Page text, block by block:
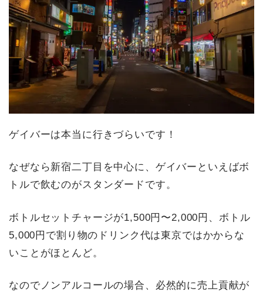
ゲイバーは本当に行きづらいです！
なぜなら新宿二丁目を中心に、ゲイバーといえばボ
トルで飲むのがスタンダードです。
ボトルセットチャージが1,500円〜2,000円、ボトル
5,000円で割り物のドリンク代は東京ではかからな
いことがほとんど。
なのでノンアルコールの場合、必然的に売上貢献が